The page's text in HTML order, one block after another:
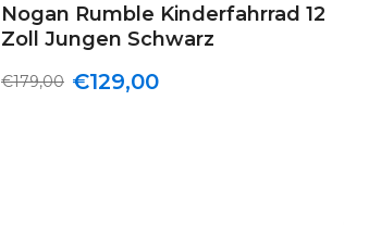
Nogan Rumble Kinderfahrrad 12
Zoll Jungen Schwarz
€129,00
€179,00